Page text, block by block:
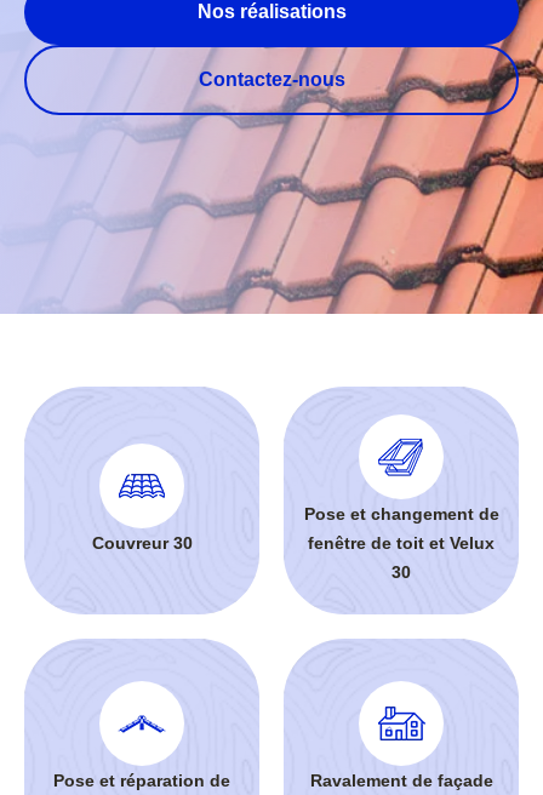
Nos réalisations
Contactez-nous
Couvreur 30
Pose et changement de
fenêtre de toit et Velux
30
Pose et réparation de
Ravalement de façade